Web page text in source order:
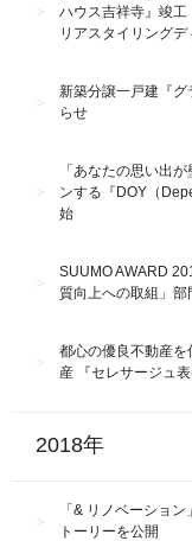
ハウス吉祥寺』竣
リアスタイリングデ
新築分譲一戸建『
らせ
「あなたの思い出
ンする『DOY（
始
SUUMO AWARD
質向上への取組」
都心の優良不動産
産 『セレサージュ
2018年
「& リノベーショ
トーリーを公開